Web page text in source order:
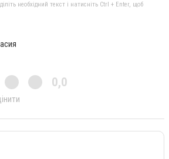
необхідний текст і натисніть Ctrl + Enter, щоб
0,0